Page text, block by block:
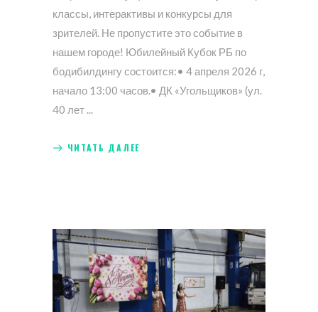
классы, интерактивы и конкурсы для
зрителей. Не пропустите это событие в
нашем городе! Юбилейный Кубок РБ по
бодибилдингу состоится:• 4 апреля 2026 г,
начало 13:00 часов.• ДК «Угольщиков» (ул.
40 лет
ЧИТАТЬ ДАЛЕЕ